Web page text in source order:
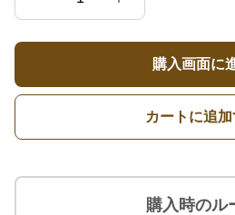
購入画面に
カートに追加
購入時のル